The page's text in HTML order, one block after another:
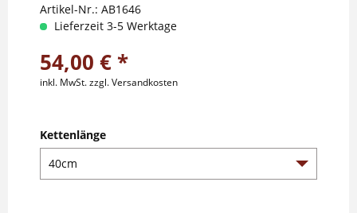
Artikel-Nr.: AB1646
Lieferzeit 3-5 Werktage
54,00 € *
inkl. MwSt.zzgl. Versandkosten
Kettenlänge